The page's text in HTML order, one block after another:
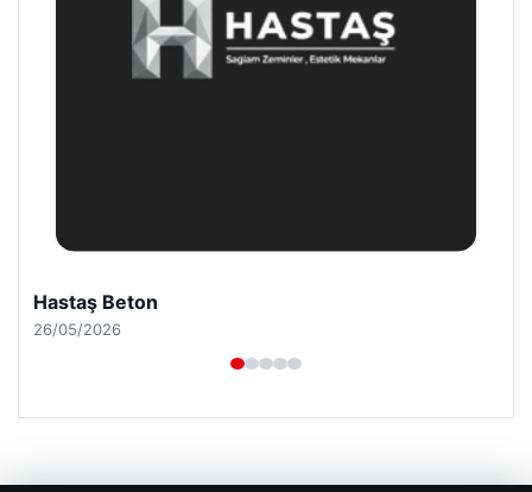
Enes Kaplan Avukatlık Bürosu
28/04/2026